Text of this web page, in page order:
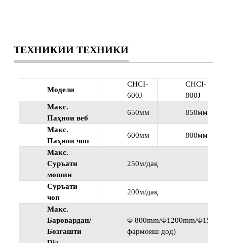
ТЕХНИКИИ ТЕХНИКИ
Модели
CHCI-
600J
CHCI-
800J
Макс.
Паҳнои веб
650мм 850мм
Макс.
Паҳнои чоп
600мм 800мм
Макс.
Суръати
мошин
250м/дақ
Суръати
чоп
200м/дақ
Макс.
Баровардан/
Бозгашти
Φ 800mm/Φ1200mm/
фармоиш дод)